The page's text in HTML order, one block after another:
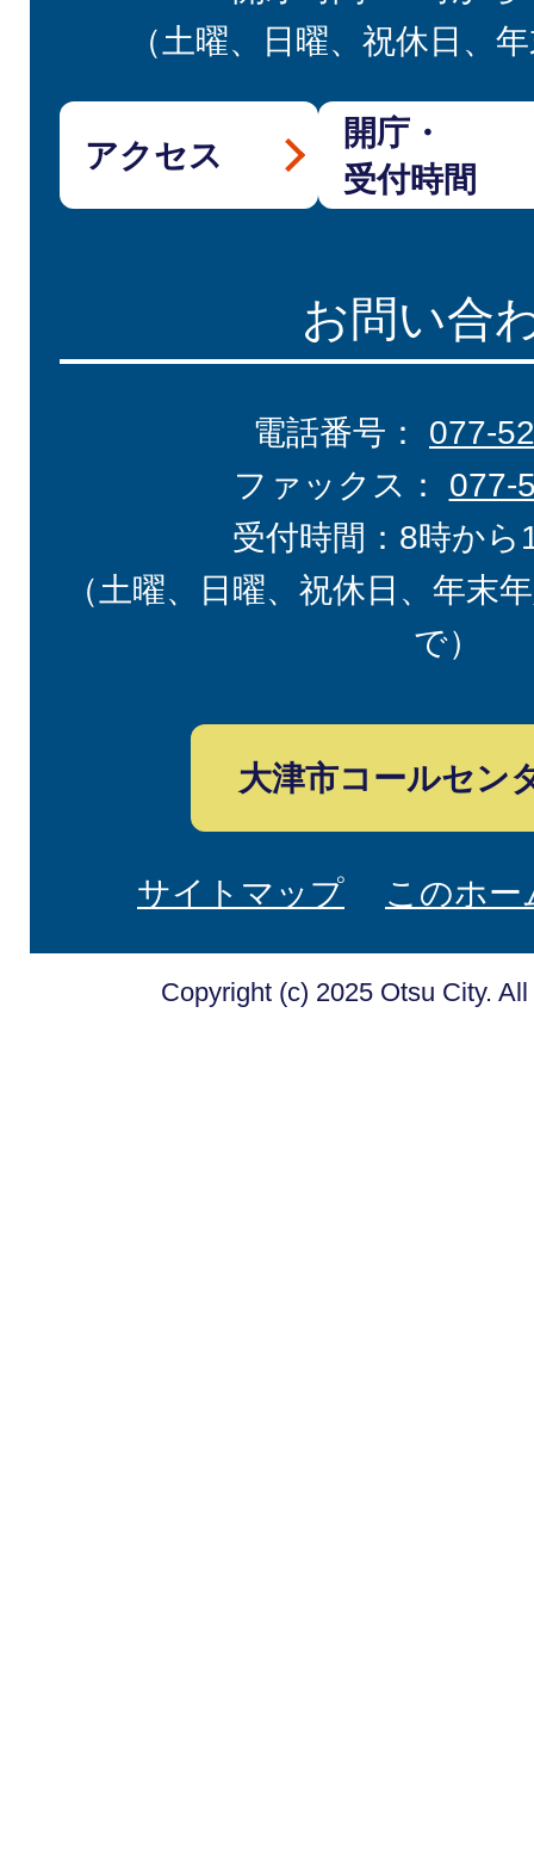
（土曜、日曜、祝休日、
アクセス
開庁・
受付時間
お問い合
電話番号： 077-
ファックス： 077-
受付時間：8時から
（土曜、日曜、祝休日、年末
で）
大津市コールセン
サイトマップ このホ
Copyright (c) 2025 Otsu City.